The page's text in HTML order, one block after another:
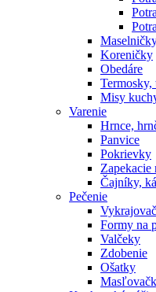
Koreničky
Obedáre
Termosky,
Misy
Varenie
Hrnce,
Panvice
Pokrievky
Zapekacie
Čajníky,
Pečenie
Formy na
Valčeky
Zdobenie
Ošatky